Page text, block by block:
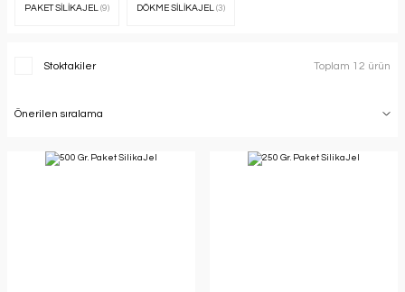
PAKET SİLİKAJEL (9) DÖKME SİLİKAJEL (3)
Stoktakiler Toplam 12 ürün